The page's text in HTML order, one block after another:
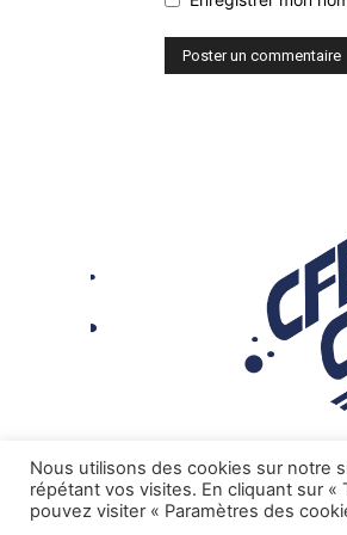
Nous utilisons des cookies sur notre
répétant vos visites. En cliquant sur
pouvez visiter « Paramètres des